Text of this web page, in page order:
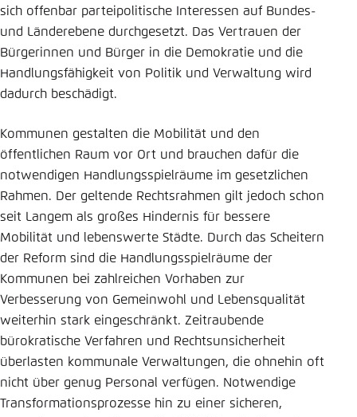
sich offenbar parteipolitische Interessen auf Bundes-
und Länderebene durchgesetzt. Das Vertrauen der
Bürgerinnen und Bürger in die Demokratie und die
Handlungsfähigkeit von Politik und Verwaltung wird
dadurch beschädigt.
Kommunen gestalten die Mobilität und den
öffentlichen Raum vor Ort und brauchen dafür die
notwendigen Handlungsspielräume im gesetzlichen
Rahmen. Der geltende Rechtsrahmen gilt jedoch schon
seit Langem als großes Hindernis für bessere
Mobilität und lebenswerte Städte. Durch das Scheitern
der Reform sind die Handlungsspielräume der
Kommunen bei zahlreichen Vorhaben zur
Verbesserung von Gemeinwohl und Lebensqualität
weiterhin stark eingeschränkt. Zeitraubende
bürokratische Verfahren und Rechtsunsicherheit
überlasten kommunale Verwaltungen, die ohnehin oft
nicht über genug Personal verfügen. Notwendige
Transformationsprozesse hin zu einer sicheren,